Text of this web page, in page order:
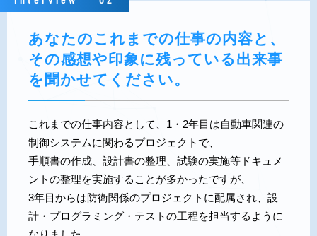
あなたのこれまでの仕事の内容と、
その感想や印象に残っている出来事
を聞かせてください。
これまでの仕事内容として、1・2年目は自動車関連の
制御システムに関わるプロジェクトで、
手順書の作成、設計書の整理、試験の実施等ドキュメ
ントの整理を実施することが多かったですが、
3年目からは防衛関係のプロジェクトに配属され、設
計・プログラミング・テストの工程を担当するように